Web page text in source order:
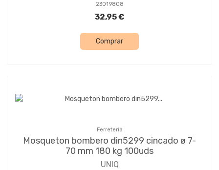
23019808
32,95 €
Comprar
Ferretería
Mosqueton bombero din5299 cincado ø 7-
70 mm 180 kg 100uds
UNIQ